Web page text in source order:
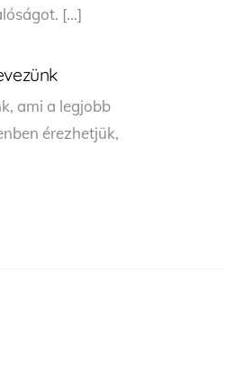
[…]
ami a legjobb
érezhetjük,